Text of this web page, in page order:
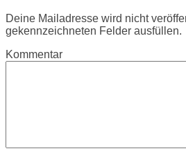
Deine Mailadresse wird nicht
gekennzeichneten Felder ausfüllen.
Kommentar